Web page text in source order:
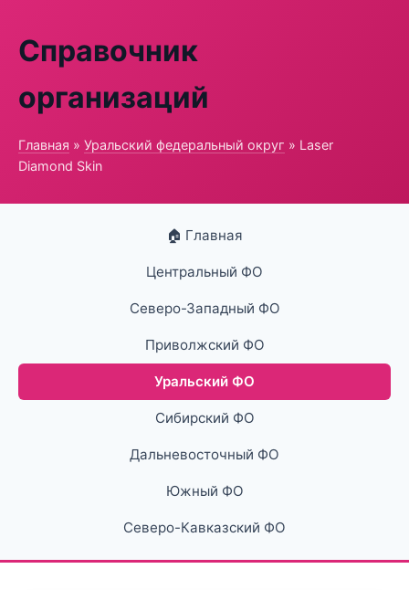
Справочник
организаций
Главная » Уральский федеральный округ » Laser
Diamond Skin
🏠 Главная
Центральный ФО
Северо-Западный ФО
Приволжский ФО
Уральский ФО
Сибирский ФО
Дальневосточный ФО
Южный ФО
Северо-Кавказский ФО